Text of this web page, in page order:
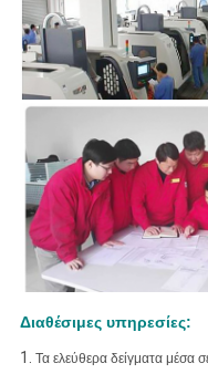
Διαθέσιμες υπηρεσίες:
1. Τα ελεύθερα δείγματα μέσα